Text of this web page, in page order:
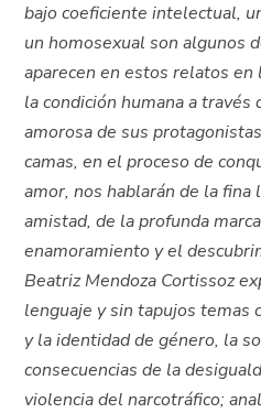
bajo coeficiente intelectual,
un homosexual son algunos
aparecen en estos relatos
la condición humana a través
amorosa de sus
camas, en el proceso de
amor, nos hablarán de la
amistad, de la profunda
enamoramiento y el
Beatriz Mendoza Cortissoz
lenguaje y sin tapujos temas
y la identidad de género, la
consecuencias de la
violencia del narcotráfico;